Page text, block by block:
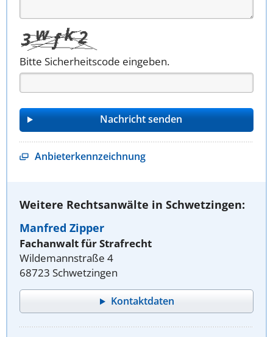
Bitte Sicherheitscode eingeben.
Anbieterkennzeichnung
Weitere Rechtsanwälte in Schwetzingen:
Manfred Zipper
Fachanwalt für Strafrecht
Wildemannstraße 4
68723 Schwetzingen
Kontaktdaten